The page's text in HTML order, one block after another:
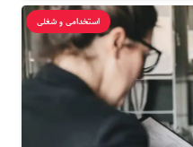
استخدامی و شغلی